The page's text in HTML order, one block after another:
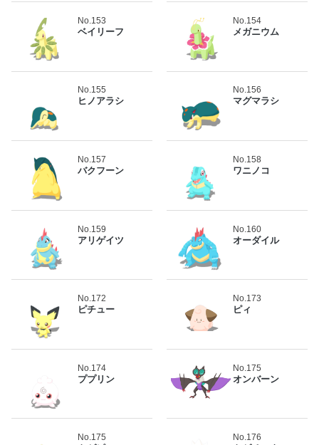
No.153
ベイリーフ
No.154
メガニウム
No.155
ヒノアラシ
No.156
マグマラシ
No.157
バクフーン
No.158
ワニノコ
No.159
アリゲイツ
No.160
オーダイル
No.172
ピチュー
No.173
ピィ
No.174
ププリン
No.175
オンバーン
No.175 No.176